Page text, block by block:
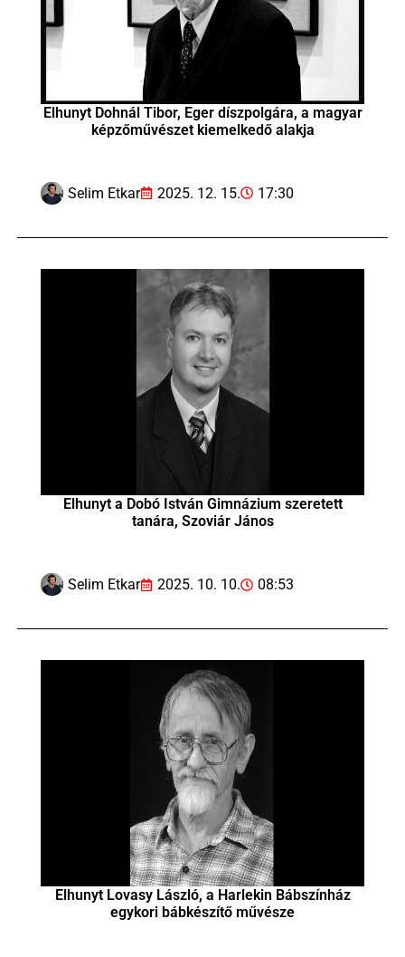
Elhunyt Dohnál Tibor, Eger díszpolgára, a magyar
képzőművészet kiemelkedő alakja
Selim Etkar 2025. 12. 15. 17:30
Elhunyt a Dobó István Gimnázium szeretett
tanára, Szoviár János
Selim Etkar 2025. 10. 10. 08:53
Elhunyt Lovasy László, a Harlekin Bábszínház
egykori bábkészítő művésze